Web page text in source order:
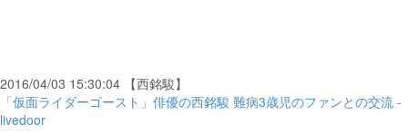
2016/04/03 15:30:04 【西銘駿】
「仮面ライダーゴースト」俳優の西銘駿 難病3歳児のファンとの交流 -
livedoor